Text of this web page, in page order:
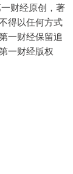
财经原创，著
得以任何方式
一财经保留追
一财经版权